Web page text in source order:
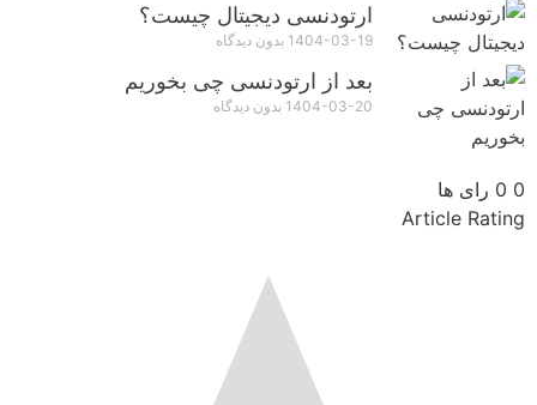
ارتودنسی دیجیتال چیست؟
1404-03-19 بدون دیدگاه
بعد از ارتودنسی چی بخوریم
1404-03-20 بدون دیدگاه
0
0 رای ها
Article Rating